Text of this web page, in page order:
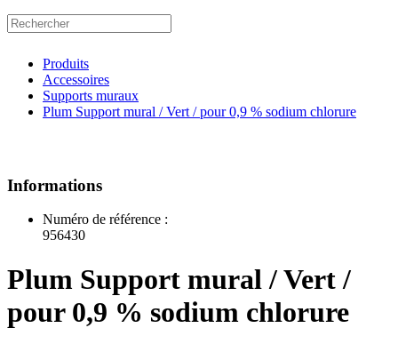
Produits
Accessoires
Supports muraux
Plum Support mural / Vert / pour 0,9 % sodium chlorure
Informations
Numéro de référence :
956430
Plum Support mural / Vert /
pour 0,9 % sodium chlorure